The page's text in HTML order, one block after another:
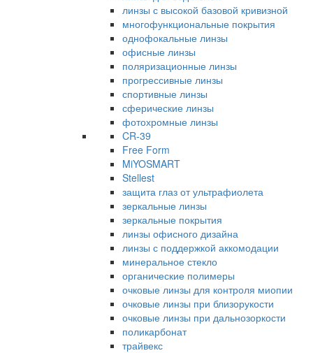
линзы с высокой базовой кривизной
многофункциональные покрытия
однофокальные линзы
офисные линзы
поляризационные линзы
прогрессивные линзы
спортивные линзы
сферические линзы
фотохромные линзы
CR-39
Free Form
MiYOSMART
Stellest
защита глаз от ультрафиолета
зеркальные линзы
зеркальные покрытия
линзы офисного дизайна
линзы с поддержкой аккомодации
минеральное стекло
органические полимеры
очковые линзы для контроля миопии
очковые линзы при близорукости
очковые линзы при дальнозоркости
поликарбонат
трайвекс